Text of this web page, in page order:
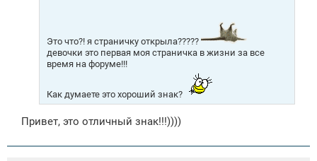
Это что?! я страничку открыла?????
девочки это первая моя страничка в жизни за все
время на форуме!!!
Как думаете это хороший знак?
Привет, это отличный знак!!!))))